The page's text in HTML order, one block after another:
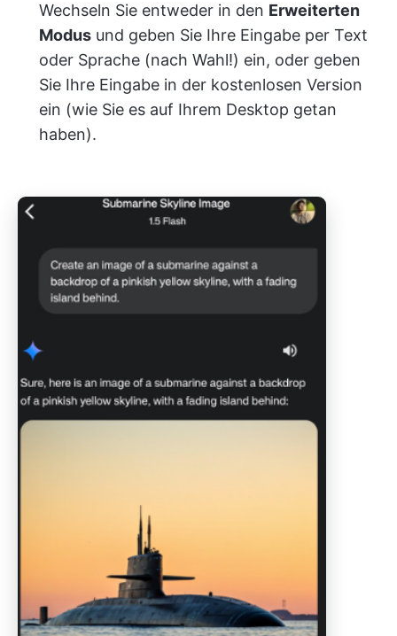
Wechseln Sie entweder in den Erweiterten
Modus und geben Sie Ihre Eingabe per Text
oder Sprache (nach Wahl!) ein, oder geben
Sie Ihre Eingabe in der kostenlosen Version
ein (wie Sie es auf Ihrem Desktop getan
haben).